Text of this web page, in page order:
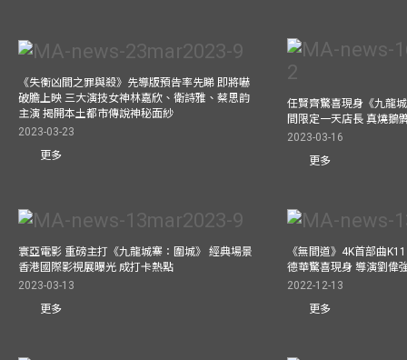
《失衡凶間之罪與殺》先導版預告率先睇 即將嚇
破膽上映 三大演技女神林嘉欣、衛詩雅、蔡思韵
主演 揭開本土都市傳說神秘面紗
2023-03-23
更多
任賢齊驚喜現身《九龍
間限定一天店長 真燒鵝
2023-03-16
更多
寰亞電影 重磅主打《九龍城寨：圍城》 經典場景
香港國際影視展曝光 成打卡熱點
2023-03-13
更多
《無間道》4K首部曲
德華驚喜現身 導演劉偉
2022-12-13
更多